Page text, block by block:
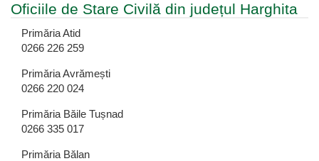
Oficiile de Stare Civilă din județul Harghita
Primăria Atid
0266 226 259
Primăria Avrămești
0266 220 024
Primăria Băile Tușnad
0266 335 017
Primăria Bălan